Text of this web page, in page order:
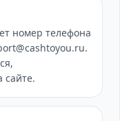
номер телефона
сайте.